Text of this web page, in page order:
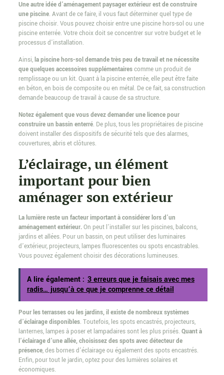
Une autre idée d’aménagement paysager extérieur est de construire
une piscine. Avant de ce faire, il vous faut déterminer quel type de
piscine choisir. Vous pouvez choisir entre une piscine hors-sol ou une
piscine enterrée. Votre choix doit se concentrer sur votre budget et le
processus d’installation.
Ainsi,la piscine hors-sol demande très peu de travail et ne nécessite
que quelques accessoires supplémentairescomme un produit de
remplissage ou un kit. Quant à la piscine enterrée, elle peut être faite
en béton, en bois de composite ou en métal. De ce fait, sa construction
demande beaucoup de travail à cause de sa structure.
Notez également que vous devez demander une licence pour
construire un bassin enterré. De plus, tous les propriétaires de piscine
doivent installer des dispositifs de sécurité tels que des alarmes,
couvertures, abris et clôtures.
L’éclairage, un élément
important pour bien
aménager son extérieur
La lumière reste un facteur important à considérer lors d’un
aménagement extérieur.On peut l’installer sur les piscines, balcons,
jardins et allées. Pour un bassin, on peut utiliser des luminaires
d’extérieur, projecteurs, lampes fluorescentes ou spots encastrables.
Vous pouvez également choisir des décorations lumineuses.
A lire également : 3 erreurs que je faisais avec mes
radis… jusqu’à ce que je comprenne ce détail
Pour les terrasses ou les jardins, il existe de nombreux systèmes
d’éclairage disponibles. Toutefois, les spots encastrés, projecteurs,
lanternes, lampes à poser et lampadaires sont les plus prisés. Quant à
l’éclairage d’une allée, choisissez des spots avec détecteur de
présence, des bornes d’éclairage ou également des spots encastrés.
Enfin, pour tout le jardin, optez pour des lumières solaires et
économiques.